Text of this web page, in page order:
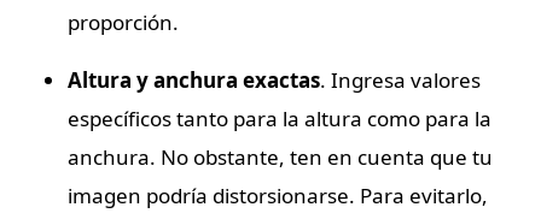
proporción.
Altura y anchura exactas. Ingresa valores
específicos tanto para la altura como para la
anchura. No obstante, ten en cuenta que tu
imagen podría distorsionarse. Para evitarlo,